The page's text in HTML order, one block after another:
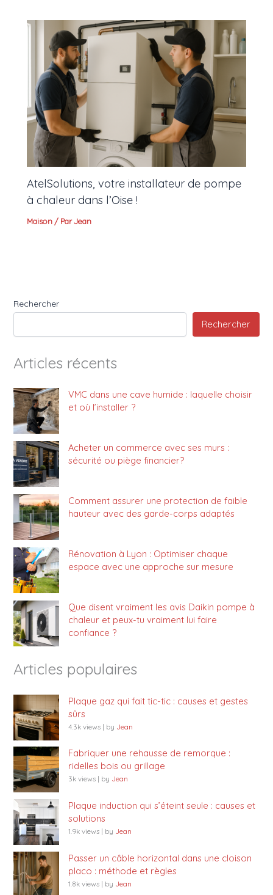
AtelSolutions, votre installateur de pompe
à chaleur dans l’Oise !
Maison / ParJean
Rechercher
Rechercher
Articles récents
VMC dans une cave humide : laquelle choisir
et où l’installer ?
Acheter un commerce avec ses murs :
sécurité ou piège financier?
Comment assurer une protection de faible
hauteur avec des garde-corps adaptés
Rénovation à Lyon : Optimiser chaque
espace avec une approche sur mesure
Que disent vraiment les avis Daikin pompe à
chaleur et peux-tu vraiment lui faire
confiance ?
Articles populaires
Plaque gaz qui fait tic-tic : causes et gestes
sûrs
4.3k views | by Jean
Fabriquer une rehausse de remorque :
ridelles bois ou grillage
3k views | by Jean
Plaque induction qui s’éteint seule : causes et
solutions
1.9k views | by Jean
Passer un câble horizontal dans une cloison
placo : méthode et règles
1.8k views | by Jean